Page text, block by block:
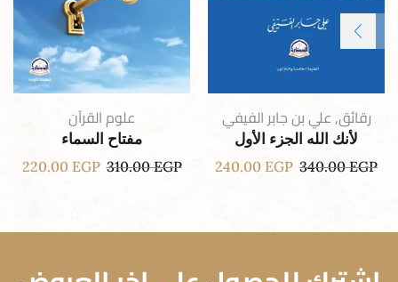
رقائق,علي بن جابر الفيفي
لأنك الله الجزء الأول
340.00EGP
240.00 EGP
علوم القرآن
مفتاح السماء
310.00EGP
220.00 EGP